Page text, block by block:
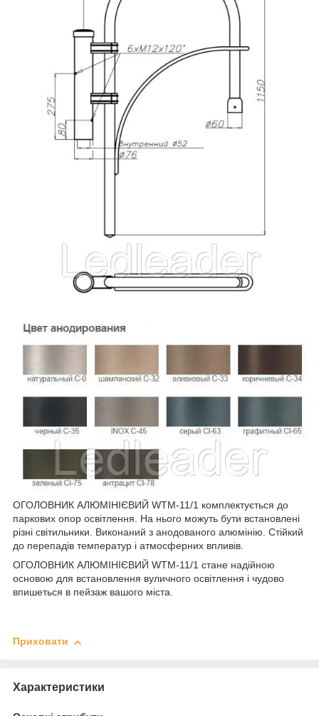
ОГОЛОВНИК АЛЮМІНІЄВИЙ WTM-11/1 комплектується до
паркових опор освітлення. На нього можуть бути встановлені
різні світильники. Виконаний з анодованого алюмінію. Стійкий
до перепадів температур і атмосферних впливів.
ОГОЛОВНИК АЛЮМІНІЄВИЙ WTM-11/1 стане надійною
основою для встановлення вуличного освітлення і чудово
впишеться в пейзаж вашого міста.
Приховати
Характеристики